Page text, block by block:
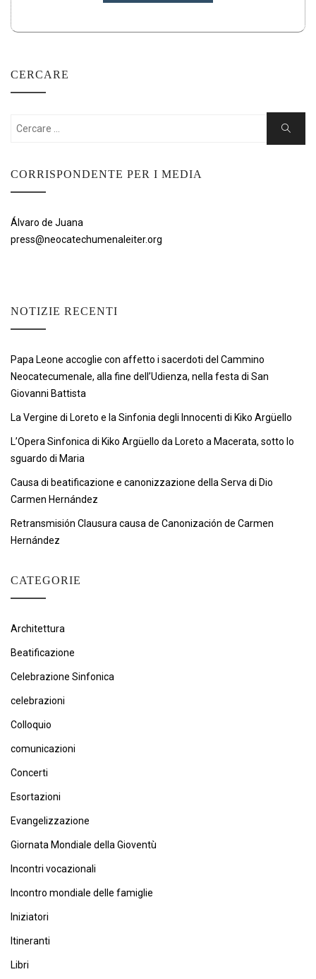
CERCARE
Cercare:
Ricerca
CORRISPONDENTE PER I MEDIA
Álvaro de Juana
press@neocatechumenaleiter.org
NOTIZIE RECENTI
Papa Leone accoglie con affetto i sacerdoti del Cammino
Neocatecumenale, alla fine dell’Udienza, nella festa di San
Giovanni Battista
La Vergine di Loreto e la Sinfonia degli Innocenti di Kiko Argüello
L’Opera Sinfonica di Kiko Argüello da Loreto a Macerata, sotto lo
sguardo di Maria
Causa di beatificazione e canonizzazione della Serva di Dio
Carmen Hernández
Retransmisión Clausura causa de Canonización de Carmen
Hernández
CATEGORIE
Architettura
Beatificazione
Celebrazione Sinfonica
celebrazioni
Colloquio
comunicazioni
Concerti
Esortazioni
Evangelizzazione
Giornata Mondiale della Gioventù
Incontri vocazionali
Incontro mondiale delle famiglie
Iniziatori
Itineranti
Libri